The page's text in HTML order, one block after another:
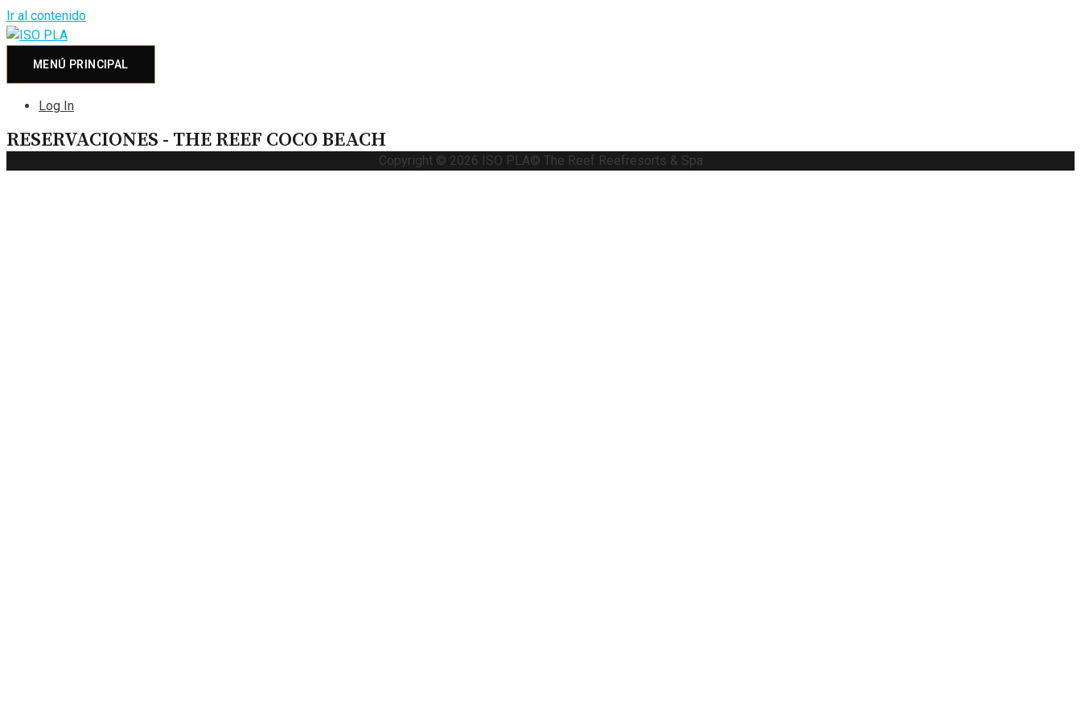
Ir al contenido
MENÚ PRINCIPAL
Log In
RESERVACIONES - THE REEF COCO BEACH
Copyright © 2026 ISO PLA© The Reef Reefresorts & Spa